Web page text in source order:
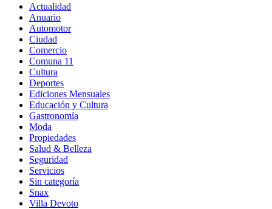
Actualidad
Anuario
Automotor
Ciudad
Comercio
Comuna 11
Cultura
Deportes
Ediciones Mensuales
Educación y Cultura
Gastronomía
Moda
Propiedades
Salud & Belleza
Seguridad
Servicios
Sin categoría
Snax
Villa Devoto